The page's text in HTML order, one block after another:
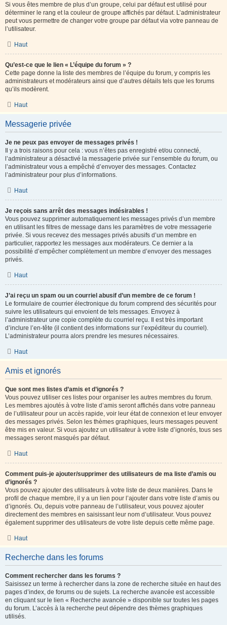
Si vous êtes membre de plus d’un groupe, celui par défaut est utilisé pour
déterminer le rang et la couleur de groupe affichés par défaut. L’administrateur
peut vous permettre de changer votre groupe par défaut via votre panneau de
l’utilisateur.
Haut
Qu’est-ce que le lien « L’équipe du forum » ?
Cette page donne la liste des membres de l’équipe du forum, y compris les
administrateurs et modérateurs ainsi que d’autres détails tels que les forums
qu’ils modèrent.
Haut
Messagerie privée
Je ne peux pas envoyer de messages privés !
Il y a trois raisons pour cela : vous n’êtes pas enregistré et/ou connecté,
l’administrateur a désactivé la messagerie privée sur l’ensemble du forum, ou
l’administrateur vous a empêché d’envoyer des messages. Contactez
l’administrateur pour plus d’informations.
Haut
Je reçois sans arrêt des messages indésirables !
Vous pouvez supprimer automatiquement les messages privés d’un membre
en utilisant les filtres de message dans les paramètres de votre messagerie
privée. Si vous recevez des messages privés abusifs d’un membre en
particulier, rapportez les messages aux modérateurs. Ce dernier a la
possibilité d’empêcher complètement un membre d’envoyer des messages
privés.
Haut
J’ai reçu un spam ou un courriel abusif d’un membre de ce forum !
Le formulaire de courrier électronique du forum comprend des sécurités pour
suivre les utilisateurs qui envoient de tels messages. Envoyez à
l’administrateur une copie complète du courriel reçu. Il est très important
d’inclure l’en-tête (il contient des informations sur l’expéditeur du courriel).
L’administrateur pourra alors prendre les mesures nécessaires.
Haut
Amis et ignorés
Que sont mes listes d’amis et d’ignorés ?
Vous pouvez utiliser ces listes pour organiser les autres membres du forum.
Les membres ajoutés à votre liste d’amis seront affichés dans votre panneau
de l’utilisateur pour un accès rapide, voir leur état de connexion et leur envoyer
des messages privés. Selon les thèmes graphiques, leurs messages peuvent
être mis en valeur. Si vous ajoutez un utilisateur à votre liste d’ignorés, tous ses
messages seront masqués par défaut.
Haut
Comment puis-je ajouter/supprimer des utilisateurs de ma liste d’amis ou
d’ignorés ?
Vous pouvez ajouter des utilisateurs à votre liste de deux manières. Dans le
profil de chaque membre, il y a un lien pour l’ajouter dans votre liste d’amis ou
d’ignorés. Ou, depuis votre panneau de l’utilisateur, vous pouvez ajouter
directement des membres en saisissant leur nom d’utilisateur. Vous pouvez
également supprimer des utilisateurs de votre liste depuis cette même page.
Haut
Recherche dans les forums
Comment rechercher dans les forums ?
Saisissez un terme à rechercher dans la zone de recherche située en haut des
pages d’index, de forums ou de sujets. La recherche avancée est accessible
en cliquant sur le lien « Recherche avancée » disponible sur toutes les pages
du forum. L’accès à la recherche peut dépendre des thèmes graphiques
utilisés.